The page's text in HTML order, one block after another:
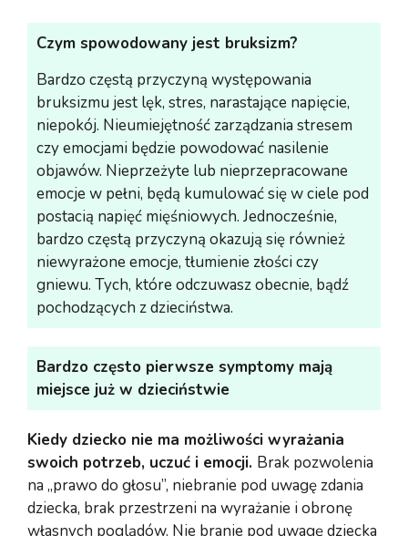
Czym spowodowany jest bruksizm?
Bardzo częstą przyczyną występowania
bruksizmu jest lęk, stres, narastające napięcie,
niepokój. Nieumiejętność zarządzania stresem
czy emocjami będzie powodować nasilenie
objawów. Nieprzeżyte lub nieprzepracowane
emocje w pełni, będą kumulować się w ciele pod
postacią napięć mięśniowych. Jednocześnie,
bardzo częstą przyczyną okazują się również
niewyrażone emocje, tłumienie złości czy
gniewu. Tych, które odczuwasz obecnie, bądź
pochodzących z dzieciństwa.
Bardzo często pierwsze symptomy mają
miejsce już w dzieciństwie
Kiedy dziecko nie ma możliwości wyrażania
swoich potrzeb, uczuć i emocji. Brak pozwolenia
na „prawo do głosu”, niebranie pod uwagę zdania
dziecka, brak przestrzeni na wyrażanie i obronę
własnych poglądów. Nie branie pod uwagę dziecka